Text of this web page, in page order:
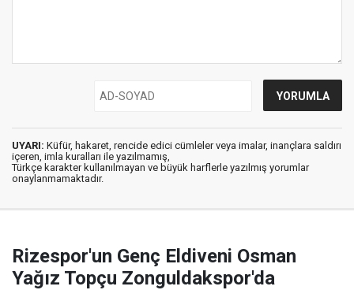
UYARI: Küfür, hakaret, rencide edici cümleler veya imalar, inançlara saldırı
içeren, imla kuralları ile yazılmamış,
Türkçe karakter kullanılmayan ve büyük harflerle yazılmış yorumlar
onaylanmamaktadır.
Rizespor'un Genç Eldiveni Osman
Yağız Topçu Zonguldakspor'da